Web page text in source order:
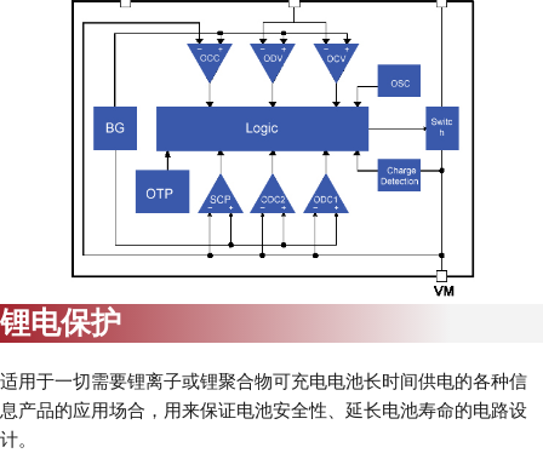
锂电保护
适用于一切需要锂离子或锂聚合物可充电电池长时间供电的各种信
息产品的应用场合，用来保证电池安全性、延长电池寿命的电路设
计。